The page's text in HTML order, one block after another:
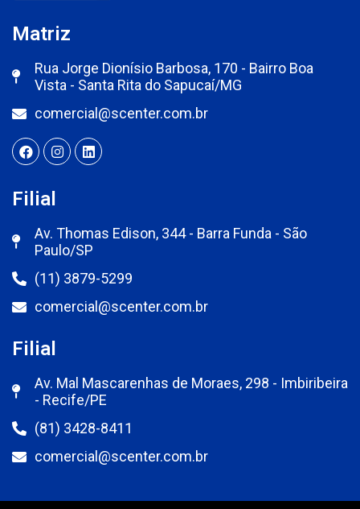
Matriz
Rua Jorge Dionísio Barbosa, 170 - Bairro Boa
Vista - Santa Rita do Sapucaí/MG
comercial@scenter.com.br
Filial
Av. Thomas Edison, 344 - Barra Funda - São
Paulo/SP
(11) 3879-5299
comercial@scenter.com.br
Filial
Av. Mal Mascarenhas de Moraes, 298 - Imbiribeira
- Recife/PE
(81) 3428-8411
comercial@scenter.com.br